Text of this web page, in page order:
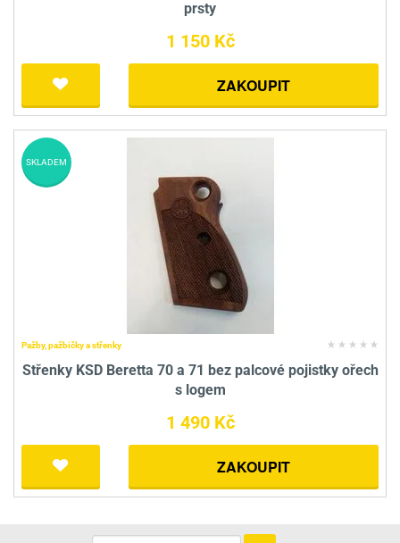
prsty
1 150 Kč
ZAKOUPIT
Pažby, pažbičky a střenky
Střenky KSD Beretta 70 a 71 bez palcové pojistky ořech
s logem
1 490 Kč
ZAKOUPIT
SKLADEM